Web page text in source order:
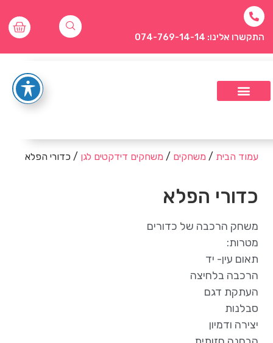
התקשרו אלינו: 074-769-14-14
עמוד הבית / משחקים / משחקים דידקטים לגן / כדורי הפלא
כדורי הפלא
משחק הרכבה של כדורים
מטרות:
תאום עין- יד
הרכבה בלחיצה
העתקת דגם
סבלנות
יצירה ודמיון